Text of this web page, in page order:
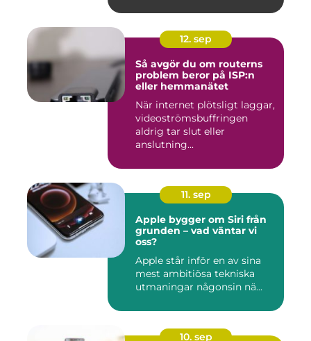
12. sep
Så avgör du om routerns
problem beror på ISP:n
eller hemmanätet
När internet plötsligt laggar,
videoströmsbuffringen
aldrig tar slut eller
anslutning...
11. sep
Apple bygger om Siri från
grunden – vad väntar vi
oss?
Apple står inför en av sina
mest ambitiösa tekniska
utmaningar någonsin nä...
10. sep